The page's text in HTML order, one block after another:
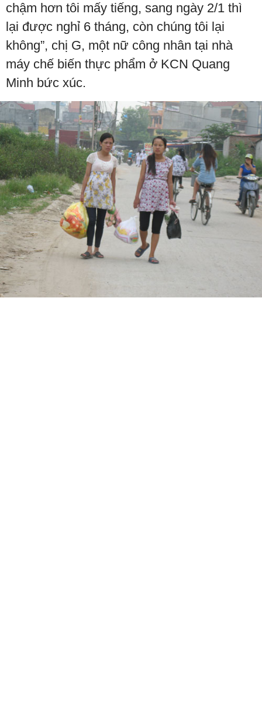
chậm hơn tôi mấy tiếng, sang ngày 2/1 thì
lại được nghỉ 6 tháng, còn chúng tôi lại
không”, chị G, một nữ công nhân tại nhà
máy chế biến thực phẩm ở KCN Quang
Minh bức xúc.